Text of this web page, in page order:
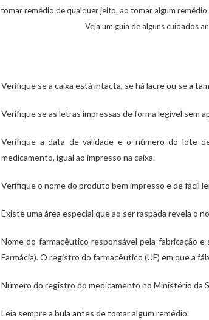
tomar remédio de qualquer jeito, ao tomar algum
Veja um guia de alguns cuidados
Verifique se a caixa está intacta, se há lacre ou se a
Verifique se as letras impressas de forma legível sem
Verifique a data de validade e o número do lote
medicamento, igual ao impresso na caixa.
Verifique o nome do produto bem impresso e de fácil
Existe uma área especial que ao ser raspada revela o
Nome do farmacêutico responsável pela fabricação
Farmácia). O registro do farmacêutico (UF) em que a
Número do registro do medicamento no Ministério da
Leia sempre a bula antes de tomar algum remédio.